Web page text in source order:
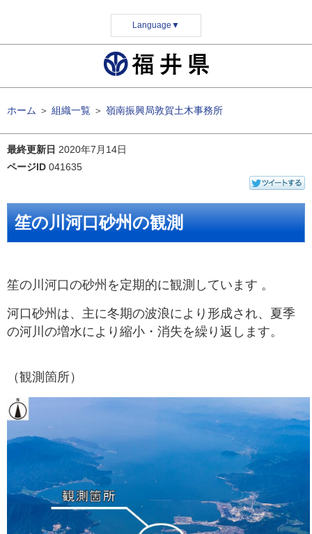
Language ▼
ホーム ＞ 組織一覧 ＞ 嶺南振興局敦賀土木事務所
最終更新日 2020年7月14日
ページID 041635
笙の川河口砂州の観測
笙の川河口の砂州を定期的に観測しています 。
河口砂州は、主に冬期の波浪により形成され、夏季
の河川の増水により縮小・消失を繰り返します。
（観測箇所）